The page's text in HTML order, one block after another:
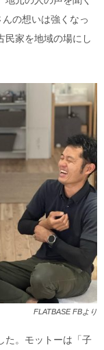
の想いは強くなっ
民家を地域の場にし
FLATBASE FBより
た。モットーは「子